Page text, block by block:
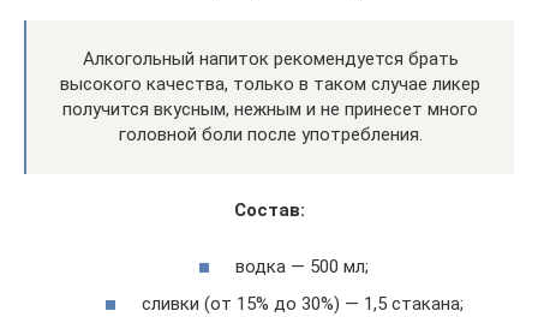
Алкогольный напиток рекомендуется брать
высокого качества, только в таком случае ликер
получится вкусным, нежным и не принесет много
головной боли после употребления.
Состав:
водка — 500 мл;
сливки (от 15% до 30%) — 1,5 стакана;